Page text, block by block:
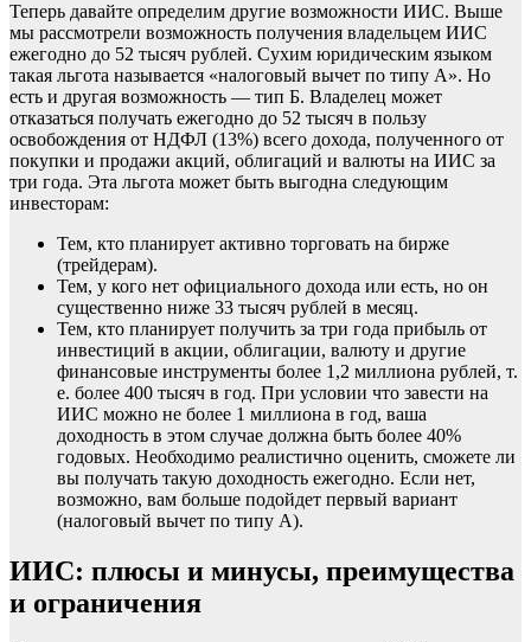
Теперь давайте определим другие возможности ИИС. Выше
мы рассмотрели возможность получения владельцем ИИС
ежегодно до 52 тысяч рублей. Сухим юридическим языком
такая льгота называется «налоговый вычет по типу А». Но
есть и другая возможность — тип Б. Владелец может
отказаться получать ежегодно до 52 тысяч в пользу
освобождения от НДФЛ (13%) всего дохода, полученного от
покупки и продажи акций, облигаций и валюты на ИИС за
три года. Эта льгота может быть выгодна следующим
инвесторам:
Тем, кто планирует активно торговать на бирже
(трейдерам).
Тем, у кого нет официального дохода или есть, но он
существенно ниже 33 тысяч рублей в месяц.
Тем, кто планирует получить за три года прибыль от
инвестиций в акции, облигации, валюту и другие
финансовые инструменты более 1,2 миллиона рублей, т.
е. более 400 тысяч в год. При условии что завести на
ИИС можно не более 1 миллиона в год, ваша
доходность в этом случае должна быть более 40%
годовых. Необходимо реалистично оценить, сможете ли
вы получать такую доходность ежегодно. Если нет,
возможно, вам больше подойдет первый вариант
(налоговый вычет по типу А).
ИИС: плюсы и минусы, преимущества
и ограничения